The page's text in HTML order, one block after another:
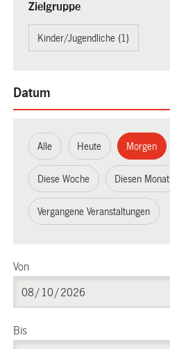
Zielgruppe
Kinder/Jugendliche (1)
Datum
Alle Heute Morgen
Diese Woche Diesen Monat
Vergangene Veranstaltungen
Von
Bis